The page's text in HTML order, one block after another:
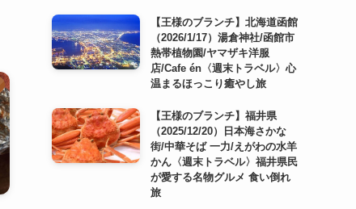
【王様のブランチ】北海道函館
（2026/1/17）湯倉神社/函館市
熱帯植物園/ヤマザキ洋服
店/Cafe én〈週末トラベル〉心
温まるほっこり癒やし旅
【王様のブランチ】福井県
（2025/12/20）日本海さかな
街/中華そば 一力/えがわの水羊
かん〈週末トラベル〉福井県民
が愛する名物グルメ 食い倒れ
旅